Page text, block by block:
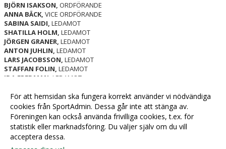
BJÖRN ISAKSON, ORDFÖRANDE
ANNA BÄCK, VICE ORDFÖRANDE
SABINA SAIDI, LEDAMOT
SHATILLA HOLM, LEDAMOT
JÖRGEN GRANER, LEDAMOT
ANTON JUHLIN, LEDAMOT
LARS JACOBSSON, LEDAMOT
STAFFAN FOLIN, LEDAMOT
IDA FREDMAN, LEDAMOT
KONTAKT STYRELSEN ALVIK BASKET:
styrelsen@alvikbasket.nu
För att hemsidan ska fungera korrekt använder vi nödvändiga
cookies från SportAdmin. Dessa går inte att stänga av.
Föreningen kan också använda frivilliga cookies, t.ex. för
statistik eller marknadsföring. Du väljer själv om du vill
acceptera dessa.